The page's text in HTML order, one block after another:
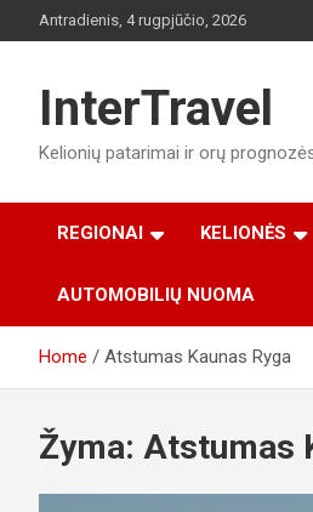
to
Antradienis, 4 rugpjūčio, 2026
InterTravel
Kelionių patarimai ir orų
REGIONAI KELIONĖS
AUTOMOBILIŲ NUOMA
Home Atstumas Kaunas Ryga
Žyma: Atstumas